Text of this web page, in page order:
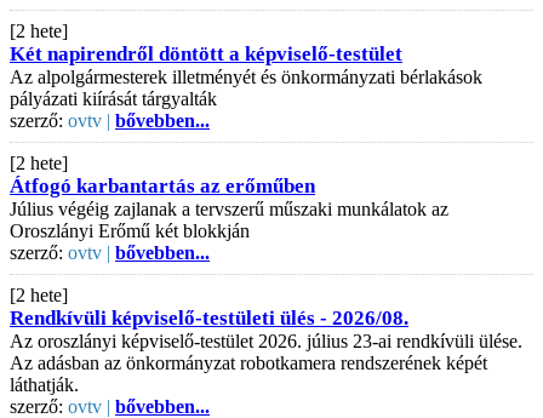
[2 hete]
Két napirendről döntött a képviselő-testület
Az alpolgármesterek illetményét és önkormányzati bérlakások
pályázati kiírását tárgyalták
szerző: ovtv | bővebben...
[2 hete]
Átfogó karbantartás az erőműben
Július végéig zajlanak a tervszerű műszaki munkálatok az
Oroszlányi Erőmű két blokkján
szerző: ovtv | bővebben...
[2 hete]
Rendkívüli képviselő-testületi ülés - 2026/08.
Az oroszlányi képviselő-testület 2026. július 23-ai rendkívüli ülése.
Az adásban az önkormányzat robotkamera rendszerének képét
láthatják.
szerző: ovtv | bővebben...